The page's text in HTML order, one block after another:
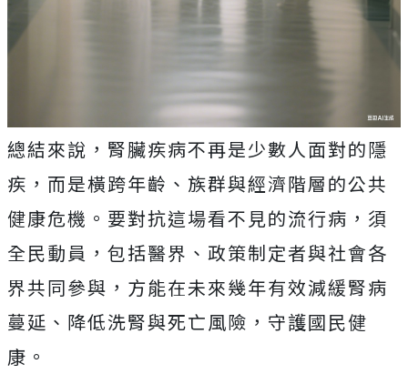
總結來說，腎臟疾病不再是少數人面對的隱
疾，而是橫跨年齡、族群與經濟階層的公共
健康危機。要對抗這場看不見的流行病，須
全民動員，包括醫界、政策制定者與社會各
界共同參與，方能在未來幾年有效減緩腎病
蔓延、降低洗腎與死亡風險，守護國民健
康。